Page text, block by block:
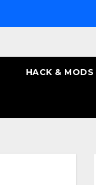
HACK & MODS